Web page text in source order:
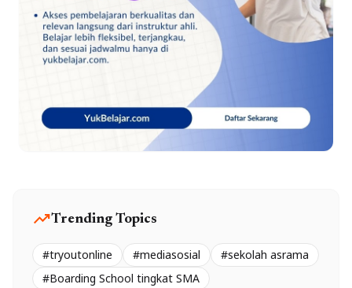
trending_upTrending Topics
#tryoutonline #mediasosial
#sekolah asrama
#Boarding School tingkat SMA